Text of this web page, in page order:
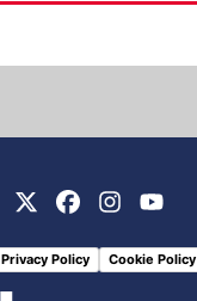
Privacy Policy Cookie Policy